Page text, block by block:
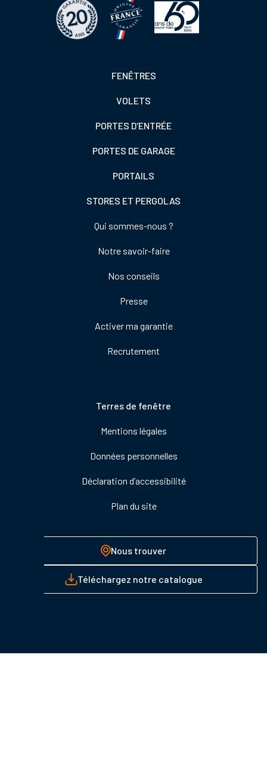
FENÊTRES
VOLETS
PORTES D'ENTRÉE
PORTES DE GARAGE
PORTAILS
STORES ET PERGOLAS
Qui sommes-nous ?
Notre savoir-faire
Nos conseils
Presse
Activer ma garantie
Recrutement
Terres de fenêtre
Mentions légales
Données personnelles
Déclaration d’accessibilité
Plan du site
Nous trouver
Téléchargez notre catalogue